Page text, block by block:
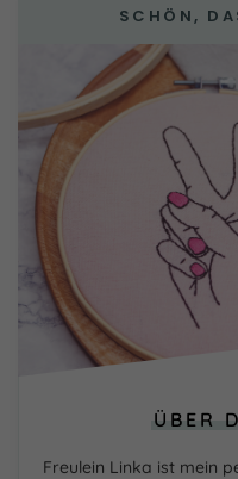
SCHÖN,
ÜBER
Freulein Linka ist mein